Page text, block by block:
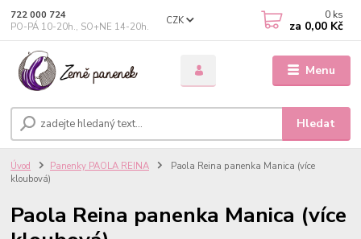
Menu
CZK
Hledat
722 000 724
PO-PÁ 10-20h., SO+NE 14-20h.
0 ks
za 0,00 Kč
Úvod Panenky PAOLA REINA
Paola Reina panenka Manica (více
kloubová)
Paola Reina panenka Manica (více